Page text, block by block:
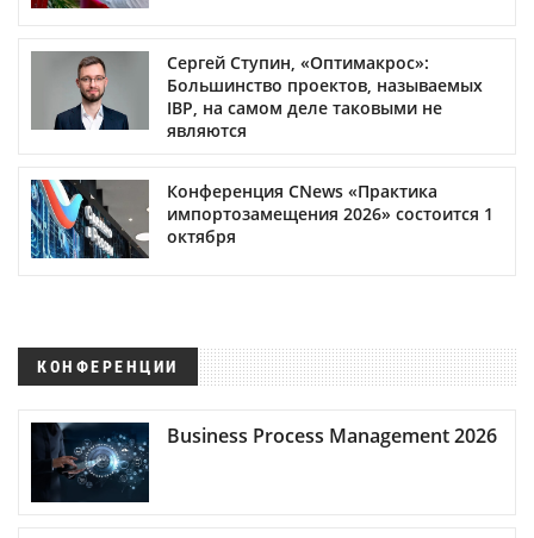
Сергей Ступин, «Оптимакрос»:
Большинство проектов, называемых
IBP, на самом деле таковыми не
являются
Конференция CNews «Практика
импортозамещения 2026» состоится 1
октября
КОНФЕРЕНЦИИ
Business Process Management 2026